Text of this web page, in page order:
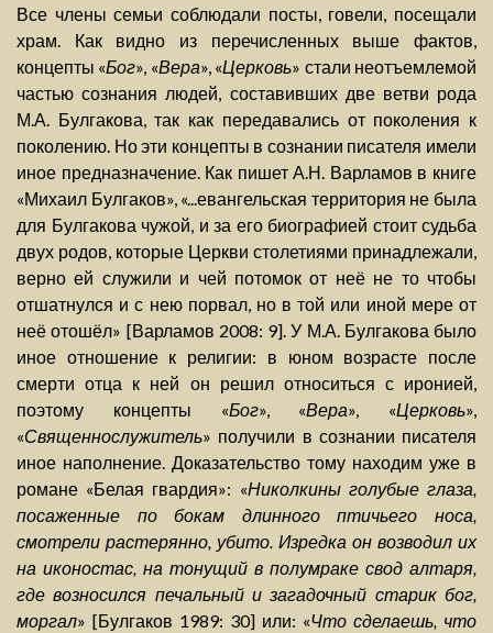
Все члены семьи соблюдали посты, говели, посещали
храм. Как видно из перечисленных выше фактов,
концепты «Бог», «Вера», «Церковь» стали неотъемлемой
частью сознания людей, составивших две ветви рода
М.А. Булгакова, так как передавались от поколения к
поколению. Но эти концепты в сознании писателя имели
иное предназначение. Как пишет А.Н. Варламов в книге
«Михаил Булгаков», «...евангельская территория не была
для Булгакова чужой, и за его биографией стоит судьба
двух родов, которые Церкви столетиями принадлежали,
верно ей служили и чей потомок от неё не то чтобы
отшатнулся и с нею порвал, но в той или иной мере от
неё отошёл» [Варламов 2008: 9]. У М.А. Булгакова было
иное отношение к религии: в юном возрасте после
смерти отца к ней он решил относиться с иронией,
поэтому концепты «Бог», «Вера», «Церковь»,
«Священнослужитель» получили в сознании писателя
иное наполнение. Доказательство тому находим уже в
романе «Белая гвардия»: «Николкины голубые глаза,
посаженные по бокам длинного птичьего носа,
смотрели растерянно, убито. Изредка он возводил их
на иконостас, на тонущий в полумраке свод алтаря,
где возносился печальный и загадочный старик бог,
моргал» [Булгаков 1989: 30] или: «Что сделаешь, что